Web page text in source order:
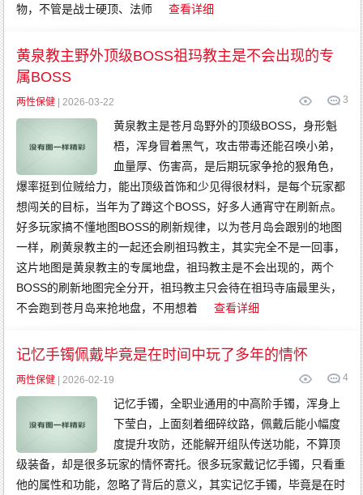
物，不管是战士硬顶、法师
查看详细
黄泉教主野外顶级BOSS祖玛教主是不会出现的专
属BOSS
3
两性保健 | 2026-03-22
黄泉教主是苍月岛野外的顶级BOSS，身形魁
梧，浑身冒着黑气，攻击带毒还能召唤小弟，
血量厚、伤害高，是后期玩家争抢的狠角色，
爆率挺到位贼给力，能出顶级首饰和少见得很材料，是每个玩家都
想闯关的目标，当年为了蹲这个BOSS，好多人通宵守在刷新点。
好多玩家搞不懂地图BOSS的刷新规律，以为苍月岛会跟别的地图
一样，刷黄泉教主的一起还会刷祖玛教主，其实完全不是一回事，
这片地图是黄泉教主的专属地盘，祖玛教主是不会出现的，两个
BOSS的刷新地图完全分开，祖玛教主只会待在祖玛寺庙最里头，
不会跑到苍月岛来抢地盘，不用想着
查看详细
记忆手镯佩戴毕竟是在时间中玩了多年的情怀
4
两性保健 | 2026-02-19
记忆手镯，全职业通用的中高阶手镯，浑身上
下莹白，上面刻着细碎纹路，佩戴后能小幅度
度提升攻防，还能解开组队传送功能，不算顶
级装备，却是很多玩家的情怀寄托。很多玩家戴记忆手镯，只看重
他的属性和功能，忽略了背后的意义，其实记忆手镯，毕竟是在时